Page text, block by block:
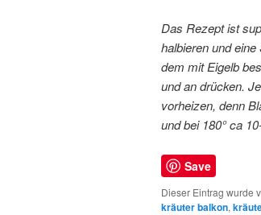
Das Rezept ist
halbieren und
dem mit Eigelb
und an drücken.
vorheizen, denn
und bei 180° ca
Save
Dieser Eintrag wurde
kräuter balkon,